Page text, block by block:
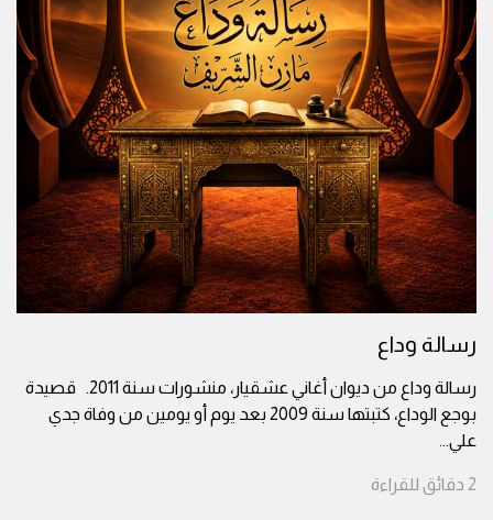
رسالة وداع
رسالة وداع من ديوان أغاني عشقيار، منشورات سنة 2011. قصيدة
بوجع الوداع، كتبتها سنة 2009 بعد يوم أو يومين من وفاة جدي
علي...
2 دقائق للقراءة